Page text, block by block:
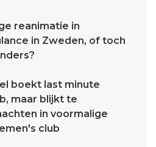
reanimatie in
in Zweden, of toch
boekt last minute
maar blijkt te
in voormalige
club